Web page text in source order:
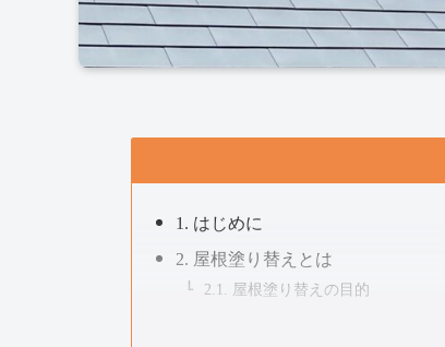
1. はじめに
2. 屋根塗り替えとは
2.1. 屋根塗り替えの目的